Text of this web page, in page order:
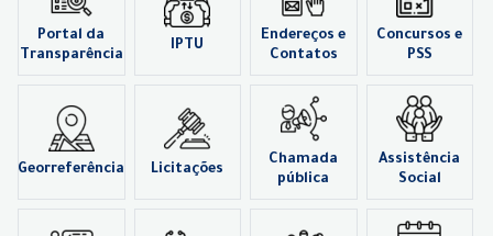
Portal da
Transparência
IPTU
Endereços e
Contatos
Concursos e
PSS
Georreferência Licitações
Chamada
pública
Assistência
Social